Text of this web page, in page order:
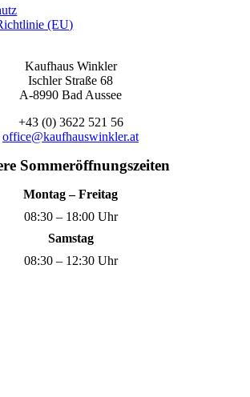
(EU)
Kaufhaus Winkler
Ischler Straße 68
A-8990 Bad Aussee
+43 (0) 3622 521 56
office@kaufhauswinkler.at
Sommeröffnungszeiten
Montag – Freitag
08:30 – 18:00 Uhr
Samstag
08:30 – 12:30 Uhr